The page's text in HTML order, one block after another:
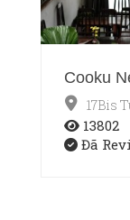
Cooku
17Bis
13802
Đã